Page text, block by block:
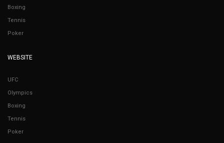
Boxing
Tennis
Poker
WEBSITE
UFC
Olympics
Boxing
Tennis
Poker